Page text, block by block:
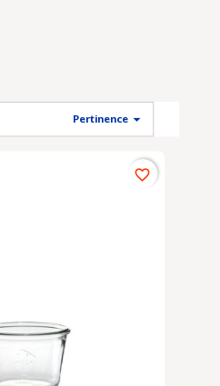
Pertinence 
favorite_border